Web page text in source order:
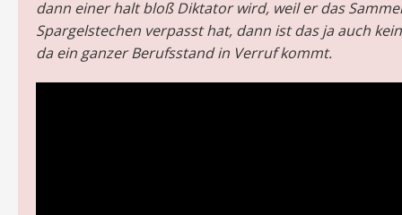
dann einer halt bloß Diktator wird, weil er das
Spargelstechen verpasst hat, dann ist das ja auch
da ein ganzer Berufsstand in Verruf kommt.